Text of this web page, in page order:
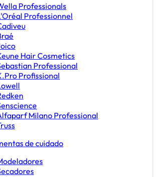
Professionals
Professionnel
Hair Cosmetics
Professional
Profissional
Milano Professional
de cuidado